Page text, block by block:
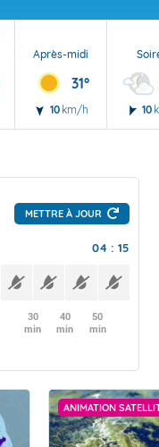
Après-midi
31°
10 km/h 10
METTRE À JOUR
04 : 15
30
min
40
min
50
min
ANIMATION